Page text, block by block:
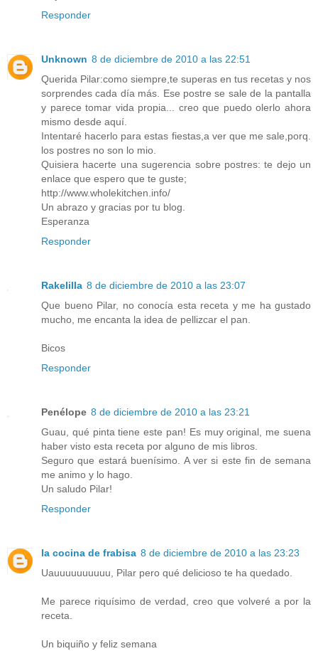
Responder
Unknown 8 de diciembre de 2010 a las 22:51
Querida Pilar:como siempre,te superas en tus recetas y nos
sorprendes cada día más. Ese postre se sale de la pantalla
y parece tomar vida propia... creo que puedo olerlo ahora
mismo desde aquí.
Intentaré hacerlo para estas fiestas,a ver que me sale,porq.
los postres no son lo mio.
Quisiera hacerte una sugerencia sobre postres: te dejo un
enlace que espero que te guste;
http://www.wholekitchen.info/
Un abrazo y gracias por tu blog.
Esperanza
Responder
Rakelilla 8 de diciembre de 2010 a las 23:07
Que bueno Pilar, no conocía esta receta y me ha gustado
mucho, me encanta la idea de pellizcar el pan.
Bicos
Responder
Penélope 8 de diciembre de 2010 a las 23:21
Guau, qué pinta tiene este pan! Es muy original, me suena
haber visto esta receta por alguno de mis libros.
Seguro que estará buenísimo. A ver si este fin de semana
me animo y lo hago.
Un saludo Pilar!
Responder
la cocina de frabisa 8 de diciembre de 2010 a las 23:23
Uauuuuuuuuuu, Pilar pero qué delicioso te ha quedado.
Me parece riquísimo de verdad, creo que volveré a por la
receta.
Un biquiño y feliz semana